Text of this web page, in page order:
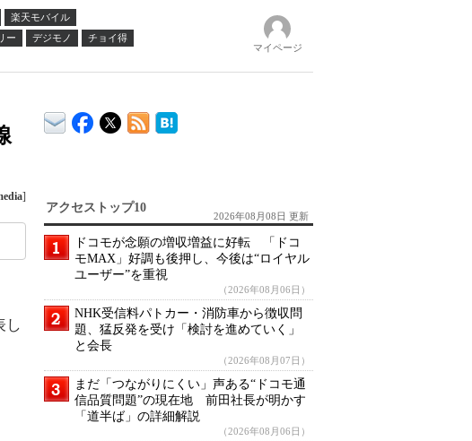
楽天モバイル
ー デジモノ
チョイ得
マイページ
]
し
アクセストップ10
2026年08月08日 更新
ドコモが念願の増収増益に好転 「ドコ
モMAX」好調も後押し、今後は“ロイヤル
ユーザー”を重視
（2026年08月06日）
NHK受信料パトカー・消防車から徴収問
題、猛反発を受け「検討を進めていく」
と会長
（2026年08月07日）
まだ「つながりにくい」声ある“ドコモ通
信品質問題”の現在地 前田社長が明かす
「道半ば」の詳細解説
（2026年08月06日）